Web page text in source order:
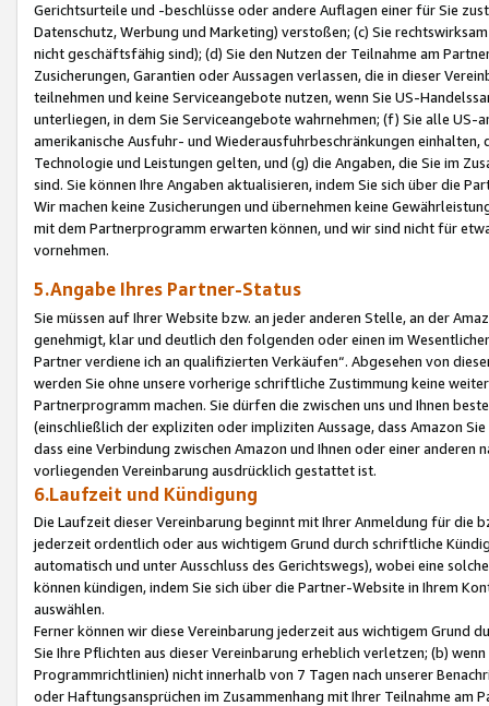
Gerichtsurteile und -beschlüsse oder andere Auflagen einer für Sie
Datenschutz, Werbung und Marketing) verstoßen; (c) Sie
nicht geschäftsfähig sind); (d) Sie den Nutzen der Teilnahme am
Zusicherungen, Garantien oder Aussagen verlassen, die in dieser
teilnehmen und keine Serviceangebote nutzen, wenn Sie US-
unterliegen, in dem Sie Serviceangebote wahrnehmen; (f) Sie alle
amerikanische Ausfuhr- und Wiederausfuhrbeschränkungen
Technologie und Leistungen gelten, und (g) die Angaben, die Sie im
sind. Sie können Ihre Angaben aktualisieren, indem Sie sich über die
Wir machen keine Zusicherungen und übernehmen keine
mit dem Partnerprogramm erwarten können, und wir sind nicht für
vornehmen.
5.Angabe Ihres Partner-Status
Sie müssen auf Ihrer Website bzw. an jeder anderen Stelle, an der
genehmigt, klar und deutlich den folgenden oder einen im
Partner verdiene ich an qualifizierten Verkäufen“. Abgesehen von
werden Sie ohne unsere vorherige schriftliche Zustimmung keine
Partnerprogramm machen. Sie dürfen die zwischen uns und Ihnen
(einschließlich der expliziten oder impliziten Aussage, dass Amazon
dass eine Verbindung zwischen Amazon und Ihnen oder einer
vorliegenden Vereinbarung ausdrücklich gestattet ist.
6.Laufzeit und Kündigung
Die Laufzeit dieser Vereinbarung beginnt mit Ihrer Anmeldung für die
jederzeit ordentlich oder aus wichtigem Grund durch schriftliche
automatisch und unter Ausschluss des Gerichtswegs), wobei eine
können kündigen, indem Sie sich über die Partner-Website in Ihrem
auswählen.
Ferner können wir diese Vereinbarung jederzeit aus wichtigem Grund
Sie Ihre Pflichten aus dieser Vereinbarung erheblich verletzen; (b)
Programmrichtlinien) nicht innerhalb von 7 Tagen nach unserer
oder Haftungsansprüchen im Zusammenhang mit Ihrer Teilnahme am